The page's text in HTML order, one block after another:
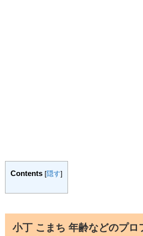
Contents [隠す]
小丁 こまち 年齢などのプロ